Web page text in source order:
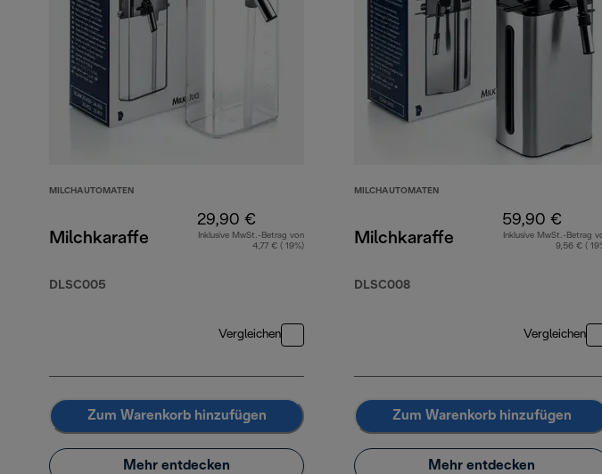
MILCHAUTOMATEN
Milchkaraffe
DLSC005
29,90 €
Inklusive MwSt.-Betrag von
4,77 € ( 19%)
Vergleichen
Zum Warenkorb hinzufügen
Mehr entdecken
MILCHAUTOMATEN
Milchkaraffe
DLSC008
59,90 €
Inklusive MwSt.-Betrag
9,56 € (
Vergleichen
Zum Warenkorb hinzufügen
Mehr entdecken